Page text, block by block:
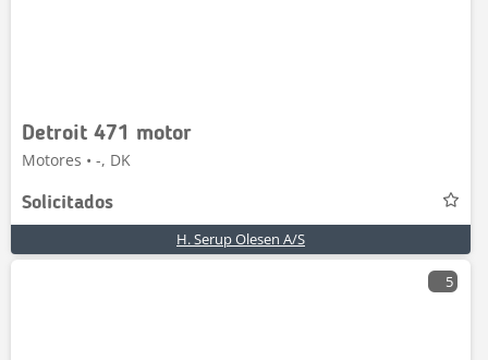
Detroit 471 motor
Motores • -, DK
Solicitados
H. Serup Olesen A/S
5